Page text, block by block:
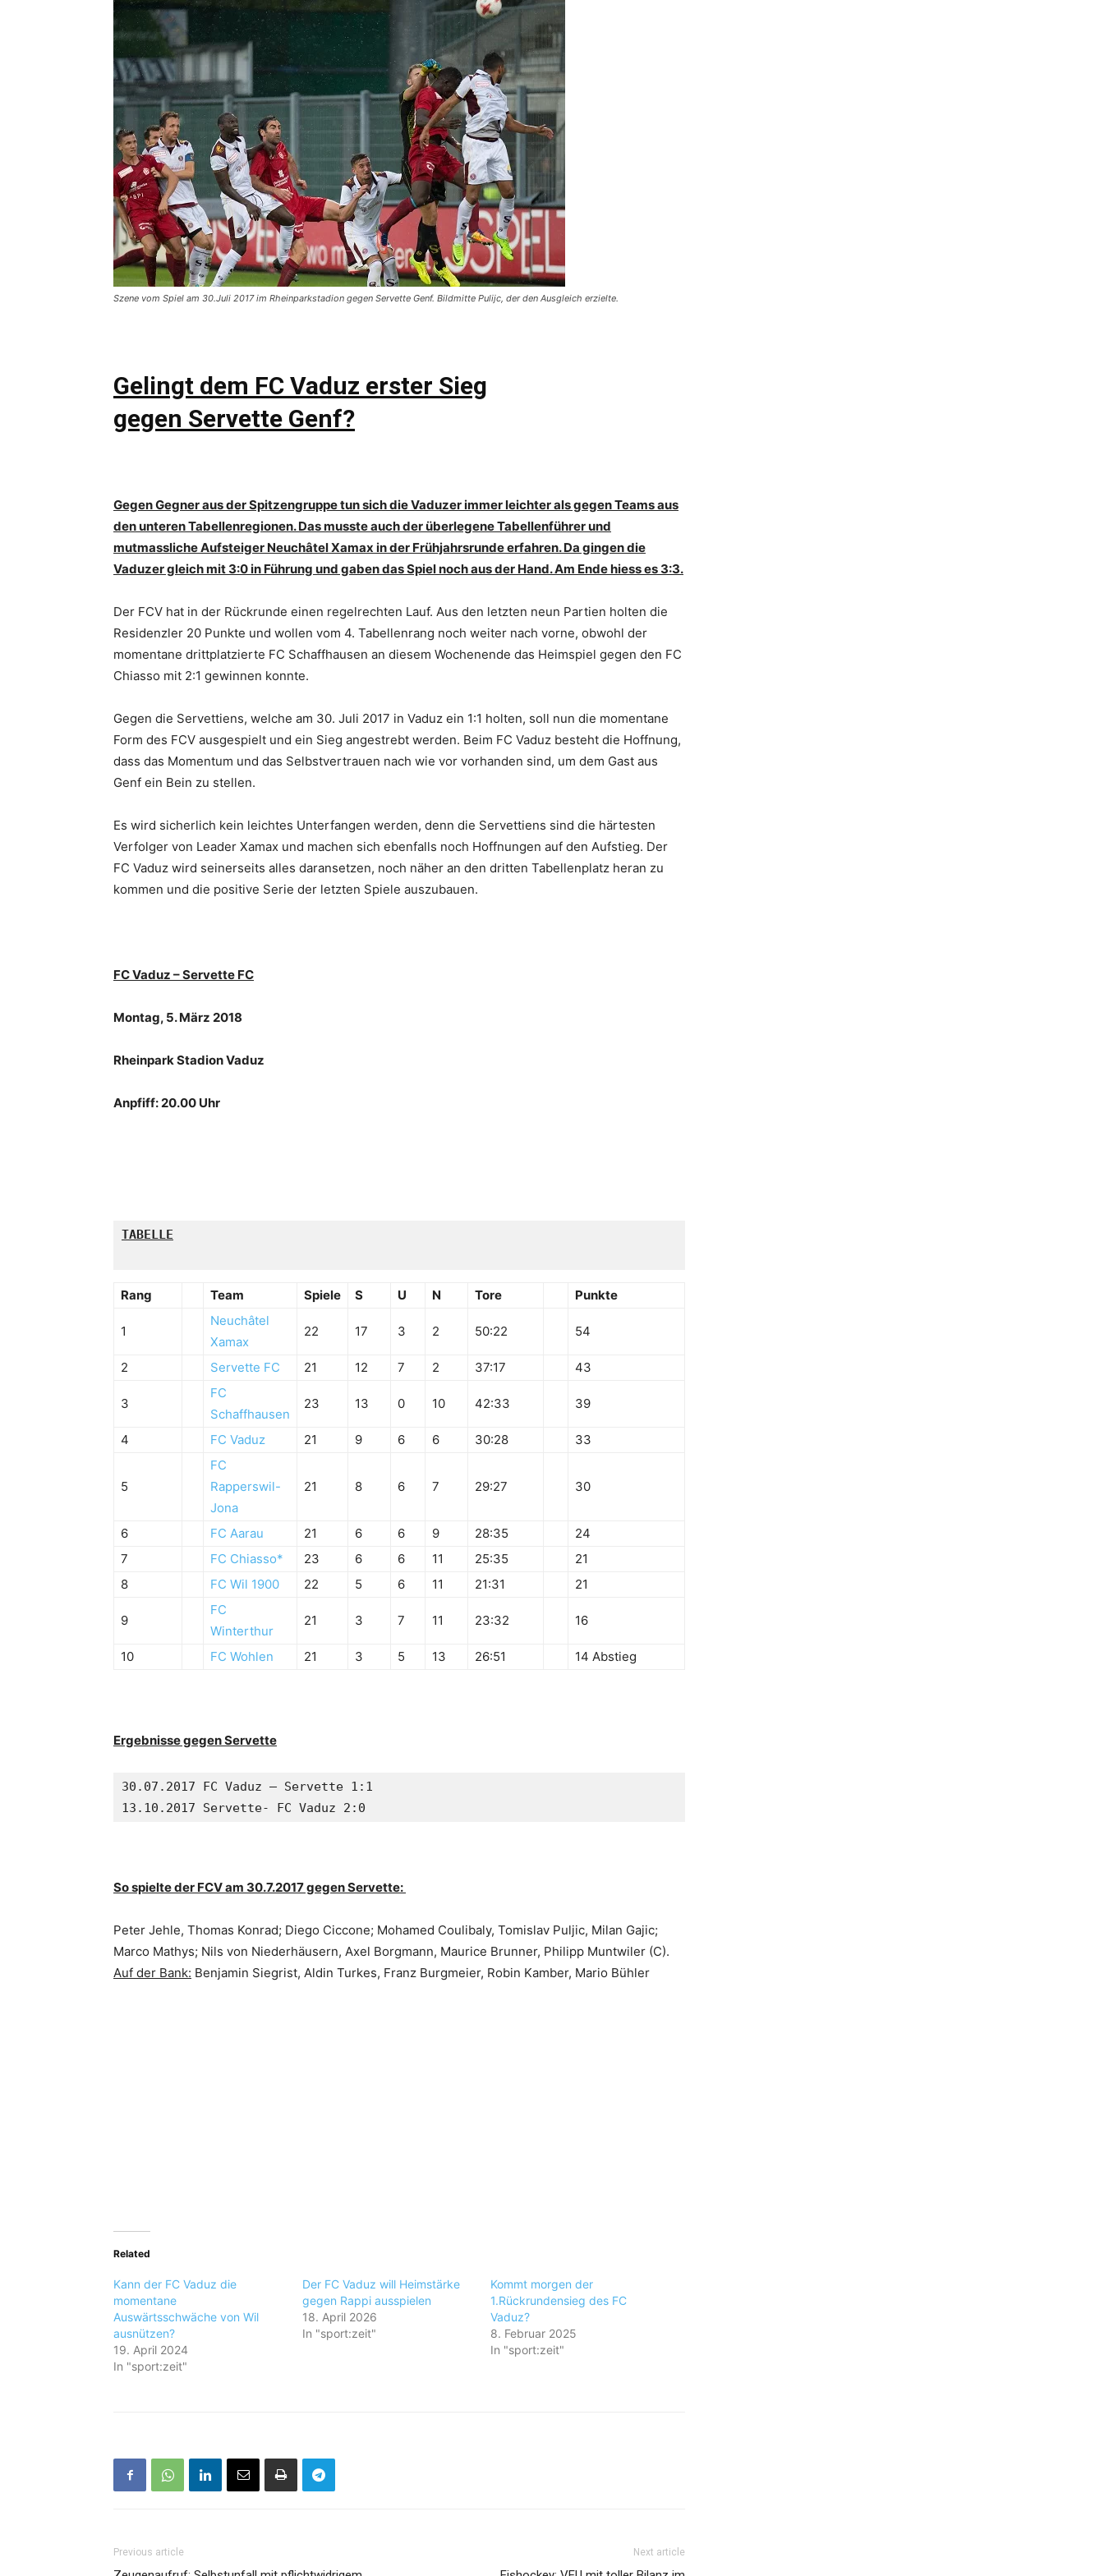
Szene vom Spiel am 30.Juli 2017 im Rheinparkstadion gegen Servette Genf. Bildmitte Pulijc, der den Ausgleich erzielte.
Gelingt dem FC Vaduz erster Sieg
gegen Servette Genf?
Gegen Gegner aus der Spitzengruppe tun sich die Vaduzer immer leichter als gegen Teams aus
den unteren Tabellenregionen. Das musste auch der überlegene Tabellenführer und
mutmassliche Aufsteiger Neuchâtel Xamax in der Frühjahrsrunde erfahren. Da gingen die
Vaduzer gleich mit 3:0 in Führung und gaben das Spiel noch aus der Hand. Am Ende hiess es 3:3.
Der FCV hat in der Rückrunde einen regelrechten Lauf. Aus den letzten neun Partien holten die
Residenzler 20 Punkte und wollen vom 4. Tabellenrang noch weiter nach vorne, obwohl der
momentane drittplatzierte FC Schaffhausen an diesem Wochenende das Heimspiel gegen den FC
Chiasso mit 2:1 gewinnen konnte.
Gegen die Servettiens, welche am 30. Juli 2017 in Vaduz ein 1:1 holten, soll nun die momentane
Form des FCV ausgespielt und ein Sieg angestrebt werden. Beim FC Vaduz besteht die Hoffnung,
dass das Momentum und das Selbstvertrauen nach wie vor vorhanden sind, um dem Gast aus
Genf ein Bein zu stellen.
Es wird sicherlich kein leichtes Unterfangen werden, denn die Servettiens sind die härtesten
Verfolger von Leader Xamax und machen sich ebenfalls noch Hoffnungen auf den Aufstieg. Der
FC Vaduz wird seinerseits alles daransetzen, noch näher an den dritten Tabellenplatz heran zu
kommen und die positive Serie der letzten Spiele auszubauen.
FC Vaduz – Servette FC
Montag, 5. März 2018
Rheinpark Stadion Vaduz
Anpfiff: 20.00 Uhr
TABELLE
Rang Team Spiele S U N Tore Punkte
1
Neuchâtel
Xamax
22 17 3 2 50:22 54
2 Servette FC 21 12 7 2 37:17 43
3
FC
Schaffhausen
23 13 0 10 42:33 39
4 FC Vaduz 21 9 6 6 30:28 33
5
FC
Rapperswil-
Jona
21 8 6 7 29:27 30
6 FC Aarau 21 6 6 9 28:35
24
7
FC Chiasso* 23 6 6 11 25:35
21
8
FC Wil 1900 22 5 6 11 21:31 21
9
FC
Winterthur
21 3 7 11 23:32 16
10 FC Wohlen 21 3 5 13 26:51 14 Abstieg
Ergebnisse gegen Servette
30.07.2017 FC Vaduz – Servette 1:1
So spielte der FCV am 30.7.2017 gegen Servette:
Peter Jehle, Thomas Konrad; Diego Ciccone; Mohamed Coulibaly, Tomislav Puljic, Milan Gajic;
Marco Mathys; Nils von Niederhäusern, Axel Borgmann, Maurice Brunner, Philipp Muntwiler (C).
Auf der Bank: Benjamin Siegrist, Aldin Turkes, Franz Burgmeier, Robin Kamber, Mario Bühler
Related
Kann der FC Vaduz die
momentane
Auswärtsschwäche von Wil
ausnützen?
19. April 2024
In "sport:zeit"
Der FC Vaduz will Heimstärke
gegen Rappi ausspielen
18. April 2026
In "sport:zeit"
Kommt morgen der
1.Rückrundensieg des FC
Vaduz?
8. Februar 2025
In "sport:zeit"
Previous article Next article